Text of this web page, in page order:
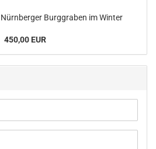
Burggraben im Winter
450,00 EUR